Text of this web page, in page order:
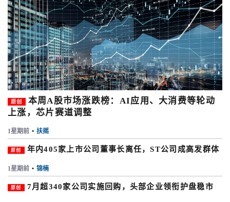
原创
本周A股市场涨跌榜：AI应用、大消费等轮动
上涨，芯片赛道调整
1星期前 • 扶摇
原创 年内405家上市公司董事长离任，ST公司成高发群体
1星期前 • 锦楠
原创 7月超340家公司实施回购，头部企业领衔护盘稳市